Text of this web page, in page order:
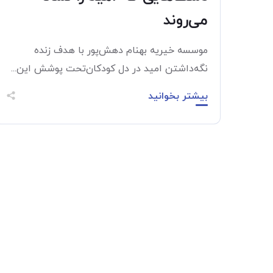
می‌روند
موسسه خیریه بهنام دهش‌پور با هدف زنده
نگه‌داشتن امید در دل کودکان‌تحت پوشش این...
بیشتر بخوانید